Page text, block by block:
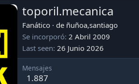
toporil.mecanica
Fanático · de ñuñoa,santiago
Se incorporó 2 Abril 2009
Last seen 26 Junio 2026
Mensajes
1.887